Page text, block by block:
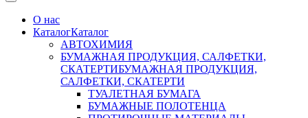
О нас
КаталогКаталог
АВТОХИМИЯ
БУМАЖНАЯ ПРОДУКЦИЯ, САЛФЕТКИ,
СКАТЕРТИБУМАЖНАЯ ПРОДУКЦИЯ,
САЛФЕТКИ, СКАТЕРТИ
ТУАЛЕТНАЯ БУМАГА
БУМАЖНЫЕ ПОЛОТЕНЦА